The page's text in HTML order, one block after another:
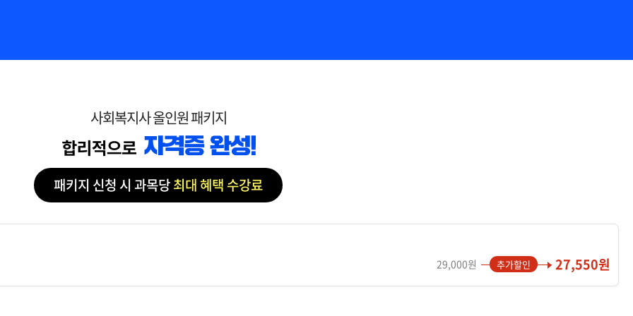
사회복지사 올인원 패키지
패키지 신청 시 과목당최대 혜택 수강료
29,000원 추가할인 27,550원